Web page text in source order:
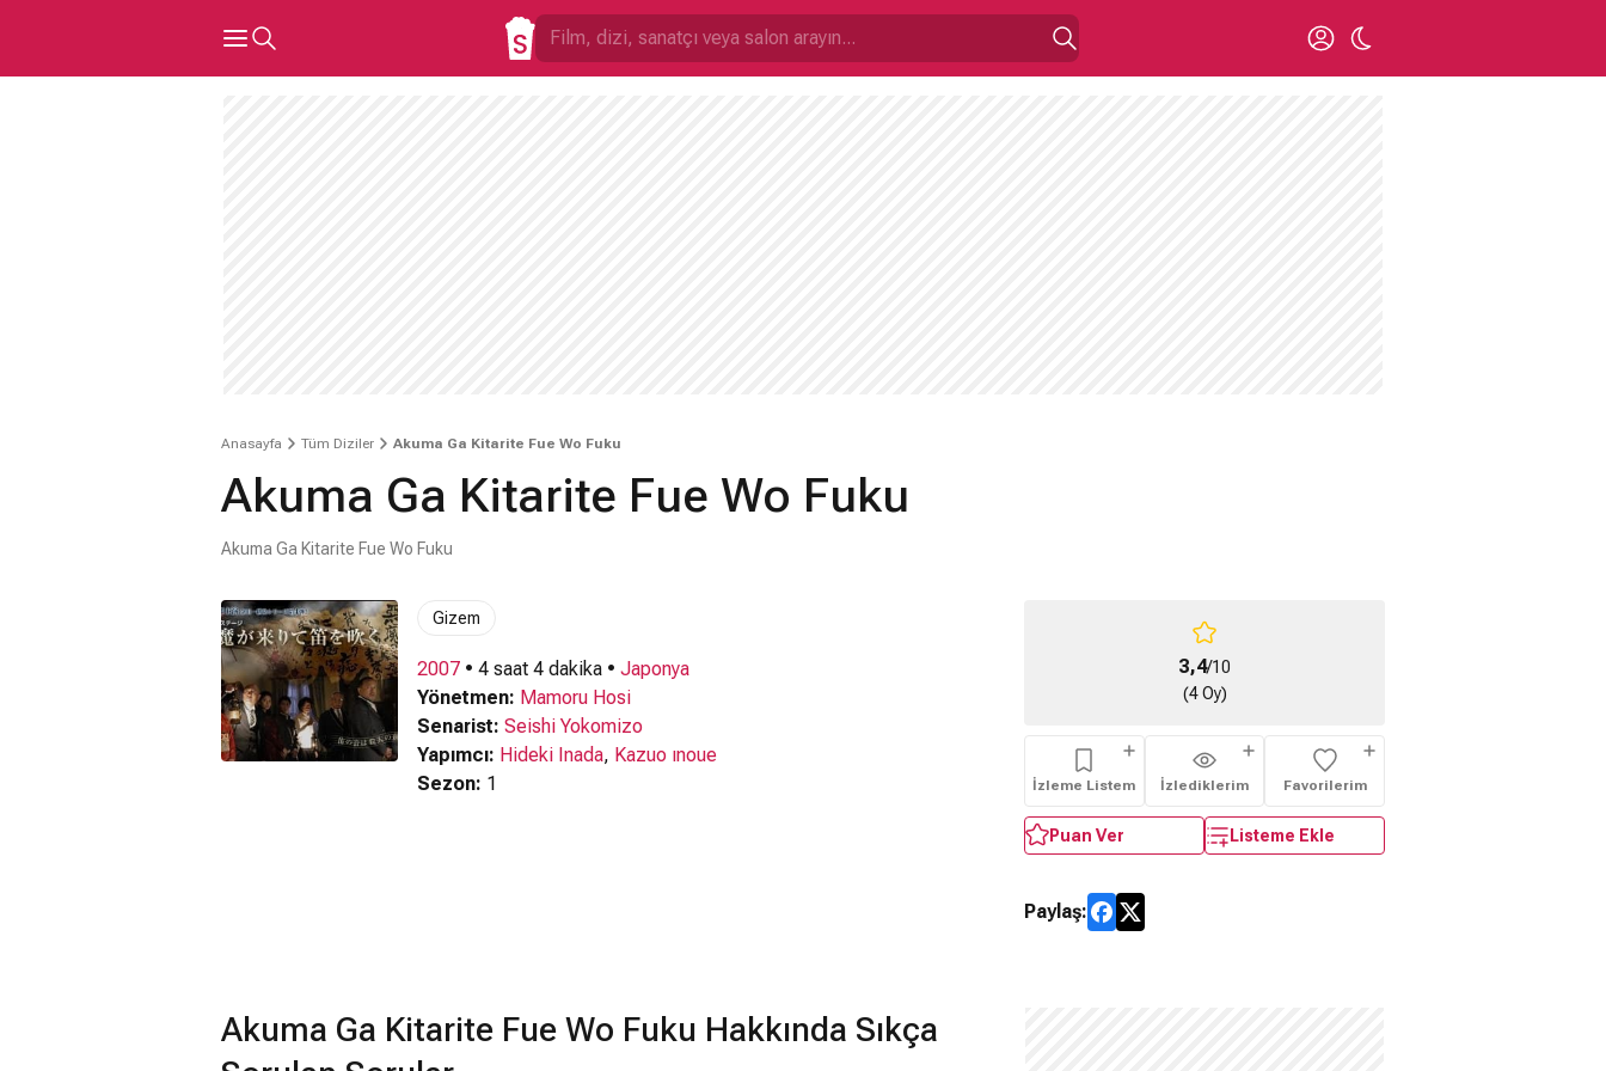
Anasayfa Tüm Diziler Akuma Ga Kitarite Fue Wo Fuku
Akuma Ga Kitarite Fue Wo Fuku
Akuma Ga Kitarite Fue Wo Fuku
Gizem
2007 • 4 saat 4 dakika • Japonya
Yönetmen: Mamoru Hosi
Senarist: Seishi Yokomizo
Yapımcı: Hideki Inada, Kazuo ınoue
Sezon: 1
3,4/10
(4 Oy)
İzleme Listem İzlediklerim Favorilerim
Puan Ver Listeme Ekle
Paylaş:
Akuma Ga Kitarite Fue Wo Fuku Hakkında Sıkça